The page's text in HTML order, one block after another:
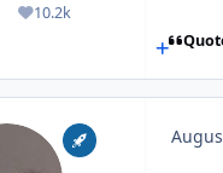
10.2k
Reputation